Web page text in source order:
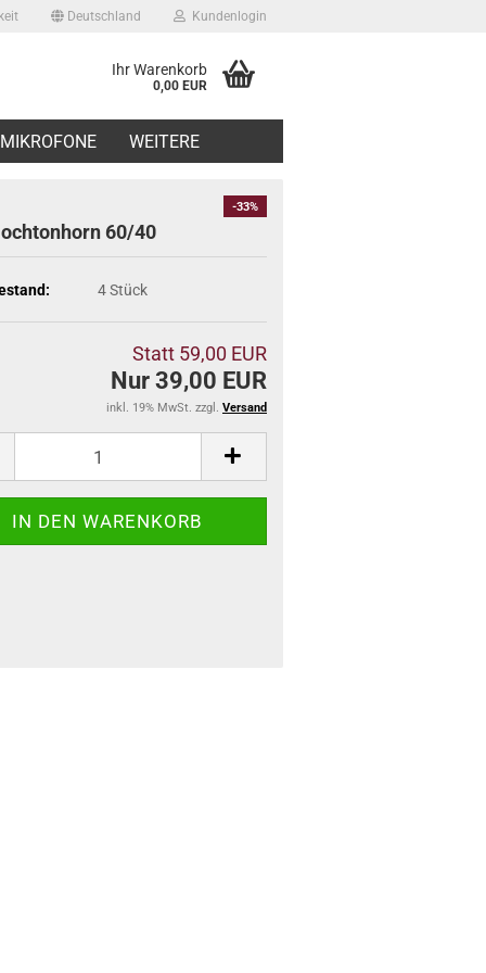
Deutschland Kundenlogin
Ihr Warenkorb
0,00 EUR
MIKROFONE WEITERE
-33%
60/40
4Stück
Statt 59,00 EUR
Nur 39,00 EUR
inkl. 19% MwSt. zzgl. Versand